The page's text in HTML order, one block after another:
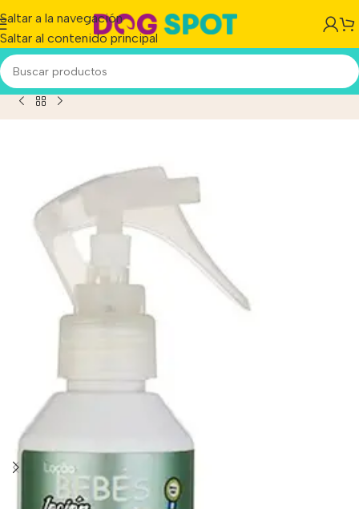
Saltar a la navegación
Saltar al contenido principal
De Perro Y Gato Fragancias Bebes x 130 ml